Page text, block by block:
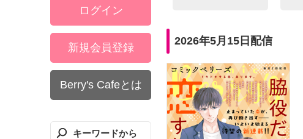
2026年5月15日配信
ログイン
新規会員登録
Berry's Cafeとは
キーワードから